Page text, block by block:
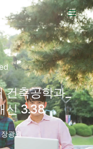
건축공학과_
신 3.38
광원